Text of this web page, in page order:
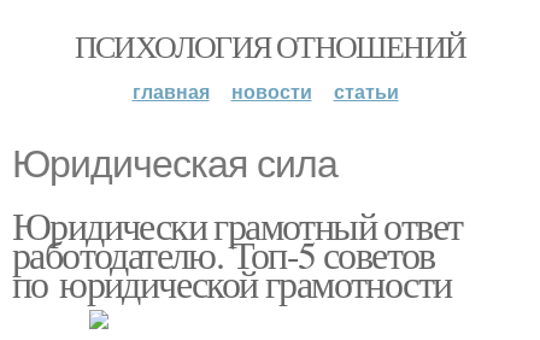
ПСИХОЛОГИЯ ОТНОШЕНИЙ
главная новости статьи
Юридическая сила
Юридически грамотный ответ
работодателю. Топ-5 советов
по юридической грамотности